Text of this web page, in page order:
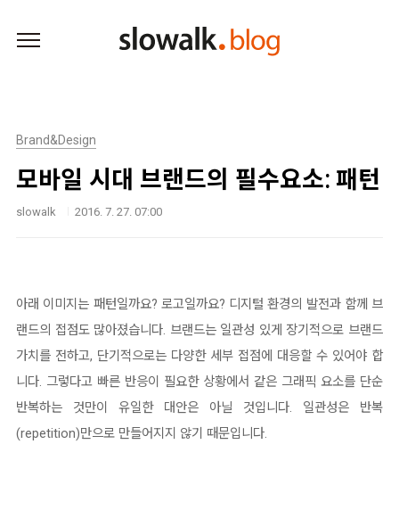
Brand&Design
모바일 시대 브랜드의 필수요소: 패턴
slowalk 2016. 7. 27. 07:00
아래 이미지는 패턴일까요? 로고일까요? 디지털 환경의 발전과 함께 브
랜드의 접점도 많아졌습니다. 브랜드는 일관성 있게 장기적으로 브랜드
가치를 전하고, 단기적으로는 다양한 세부 접점에 대응할 수 있어야 합
니다. 그렇다고 빠른 반응이 필요한 상황에서 같은 그래픽 요소를 단순
반복하는 것만이 유일한 대안은 아닐 것입니다. 일관성은 반복
(repetition)만으로 만들어지지 않기 때문입니다.